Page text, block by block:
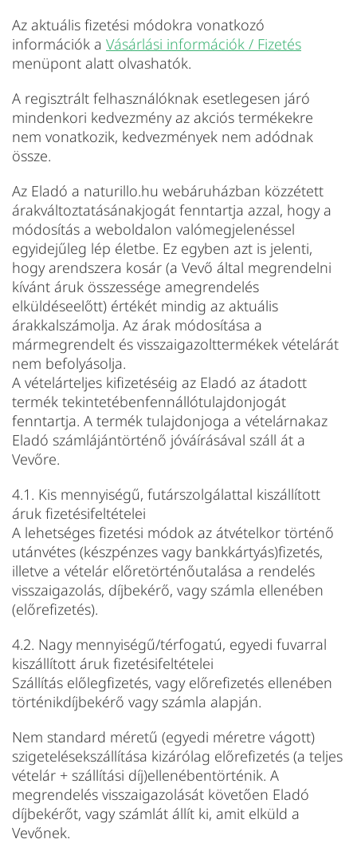
Az aktuális fizetési módokra vonatkozó
információk a Vásárlási információk / Fizetés
menüpont alatt olvashatók.
A regisztrált felhasználóknak esetlegesen járó
mindenkori kedvezmény az akciós termékekre
nem vonatkozik, kedvezmények nem adódnak
össze.
Az Eladó a naturillo.hu webáruházban közzétett
árakváltoztatásánakjogát fenntartja azzal, hogy a
módosítás a weboldalon valómegjelenéssel
egyidejűleg lép életbe. Ez egyben azt is jelenti,
hogy arendszera kosár (a Vevő által megrendelni
kívánt áruk összessége amegrendelés
elküldéseelőtt) értékét mindig az aktuális
árakkalszámolja. Az árak módosítása a
mármegrendelt és visszaigazolttermékek vételárát
nem befolyásolja.
A vételárteljes kifizetéséig az Eladó az átadott
termék tekintetébenfennállótulajdonjogát
fenntartja. A termék tulajdonjoga a vételárnakaz
Eladó számlájántörténő jóváírásával száll át a
Vevőre.
4.1. Kis mennyiségű, futárszolgálattal kiszállított
áruk fizetésifeltételei
A lehetséges fizetési módok az átvételkor történő
utánvétes (készpénzes vagy bankkártyás)fizetés,
illetve a vételár előretörténőutalása a rendelés
visszaigazolás, díjbekérő, vagy számla ellenében
(előrefizetés).
4.2. Nagy mennyiségű/térfogatú, egyedi fuvarral
kiszállított áruk fizetésifeltételei
Szállítás előlegfizetés, vagy előrefizetés ellenében
történikdíjbekérő vagy számla alapján.
Nem standard méretű (egyedi méretre vágott)
szigetelésekszállítása kizárólag előrefizetés (a teljes
vételár + szállítási díj)ellenébentörténik. A
megrendelés visszaigazolását követően Eladó
díjbekérőt, vagy számlát állít ki, amit elküld a
Vevőnek.